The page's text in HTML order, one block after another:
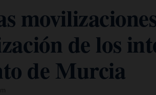
de los
de Murcia